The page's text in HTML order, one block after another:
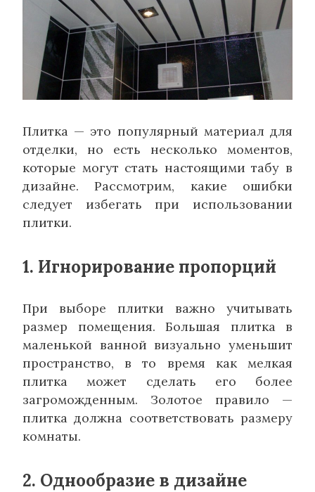
Плитка — это популярный материал для
отделки, но есть несколько моментов,
которые могут стать настоящими табу в
дизайне. Рассмотрим, какие ошибки
следует избегать при использовании
плитки.
1. Игнорирование пропорций
При выборе плитки важно учитывать
размер помещения. Большая плитка в
маленькой ванной визуально уменьшит
пространство, в то время как мелкая
плитка может сделать его более
загроможденным. Золотое правило —
плитка должна соответствовать размеру
комнаты.
2. Однообразие в дизайне